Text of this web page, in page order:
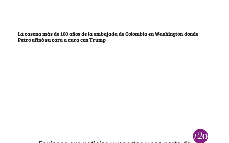
La casona más de 100 años de la embajada de Colombia en Washington donde
Petro afinó su cara a cara con Trump